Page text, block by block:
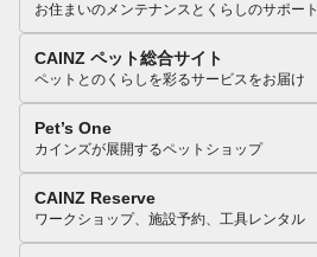
お住まいのメンテナンスとくらしのサポート
CAINZ ペット総合サイト
ペットとのくらしを彩るサービスをお届け
Pet’s One
カインズが展開するペットショップ
CAINZ Reserve
ワークショップ、施設予約、工具レンタル